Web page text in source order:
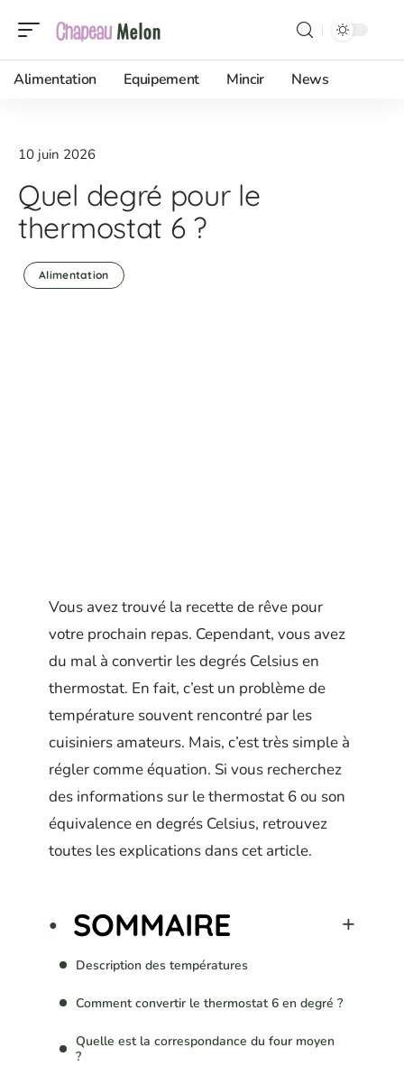
Alimentation Equipement Mincir News
10 juin 2026
Quel degré pour le
thermostat 6 ?
Alimentation
Vous avez trouvé la recette de rêve pour
votre prochain repas. Cependant, vous avez
du mal à convertir les degrés Celsius en
thermostat. En fait, c’est un problème de
température souvent rencontré par les
cuisiniers amateurs. Mais, c’est très simple à
régler comme équation. Si vous recherchez
des informations sur le thermostat 6 ou son
équivalence en degrés Celsius, retrouvez
toutes les explications dans cet article.
SOMMAIRE
Description des températures
Comment convertir le thermostat 6 en degré ?
Quelle est la correspondance du four moyen
?